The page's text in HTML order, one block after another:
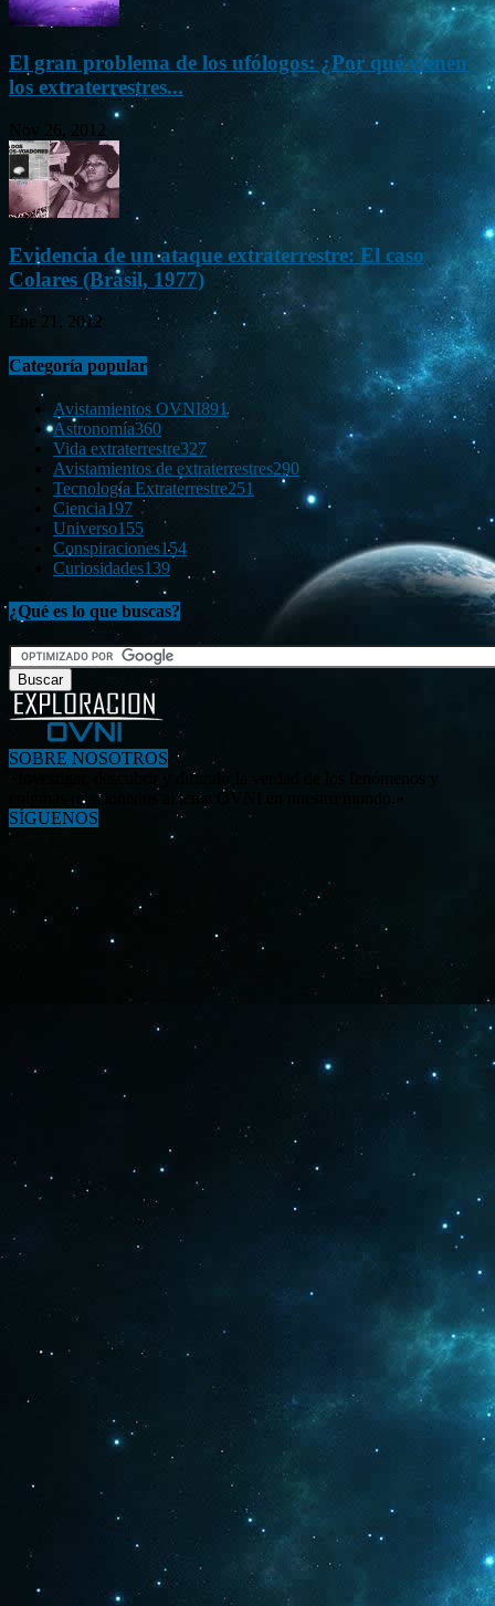
El gran problema de los ufólogos: ¿Por qué vienen
los extraterrestres...
Nov 26, 2012
Evidencia de un ataque extraterrestre: El caso
Colares (Brasil, 1977)
Ene 21, 2012
Categoría popular
Avistamientos OVNI891
Astronomía360
Vida extraterrestre327
Avistamientos de extraterrestres290
Tecnología Extraterrestre251
Ciencia197
Universo155
Conspiraciones154
Curiosidades139
¿Qué es lo que buscas?
SOBRE NOSOTROS
«Investigar, descubrir y difundir la verdad de los fenómenos y
enigmas relacionados al tema OVNI en nuestro mundo.»
SÍGUENOS